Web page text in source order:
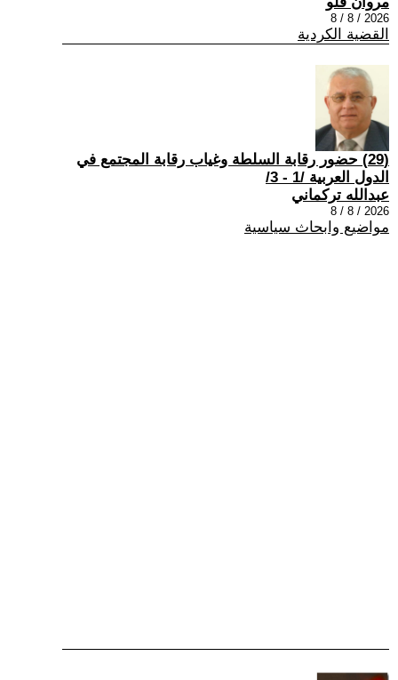
2026 / 8 / 8
القضية الكردية
(29) حضور رقابة السلطة وغياب رقابة المجتمع في
الدول العربية /1 - 3/
عبدالله تركماني
2026 / 8 / 8
مواضيع وابحاث سياسية